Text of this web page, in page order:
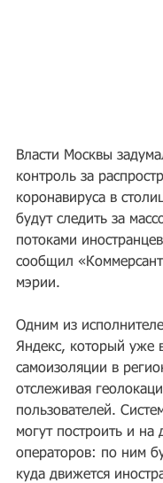
Власти Москвы
контроль за
коронавируса в
будут следить за
потоками
сообщил
мэрии.
Одним из
Яндекс, который уже
самоизоляции в
отслеживая
пользователей.
могут построить и на
операторов: по ним
куда движется